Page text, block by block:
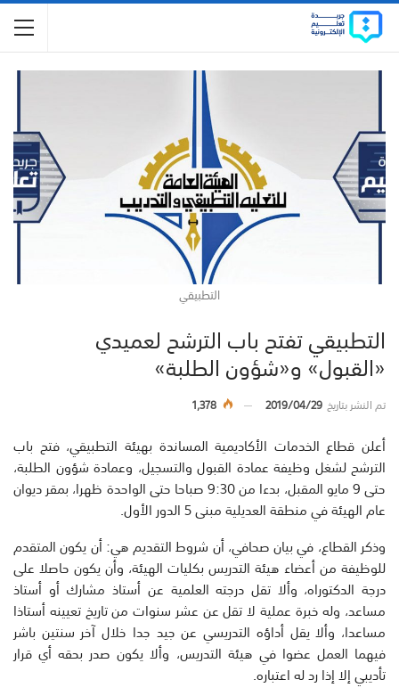
التطبيقي
التطبيقي تفتح باب الترشح لعميدي
«القبول» و«شؤون الطلبة»
تم النشر بتاريخ2019/04/29
1,378
أعلن قطاع الخدمات الأكاديمية المساندة بهيئة التطبيقي، فتح باب
الترشح لشغل وظيفة عمادة القبول والتسجيل، وعمادة شؤون الطلبة،
حتى 9 مايو المقبل، بدءا من 9:30 صباحا حتى الواحدة ظهرا، بمقر ديوان
عام الهيئة في منطقة العديلية مبنى 5 الدور الأول.
وذكر القطاع، في بيان صحافي، أن شروط التقديم هي: أن يكون المتقدم
للوظيفة من أعضاء هيئة التدريس بكليات الهيئة، وأن يكون حاصلا على
درجة الدكتوراه، وألا تقل درجته العلمية عن أستاذ مشارك أو أستاذ
مساعد، وله خبرة عملية لا تقل عن عشر سنوات من تاريخ تعيينه أستاذا
مساعدا، وألا يقل أداؤه التدريسي عن جيد جدا خلال آخر سنتين باشر
فيهما العمل عضوا في هيئة التدريس، وألا يكون صدر بحقه أي قرار
تأديبي إلا إذا رد له اعتباره.